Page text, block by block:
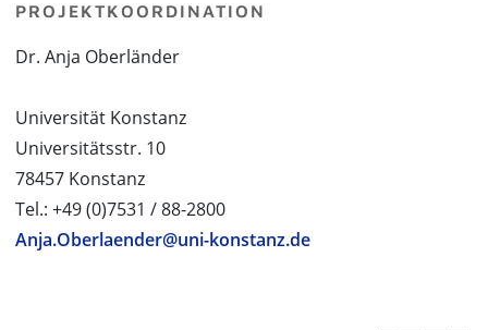
PROJEKTKOORDINATION
Dr. Anja Oberländer
Universität Konstanz
Universitätsstr. 10
78457 Konstanz
Tel.: +49 (0)7531 / 88-2800
Anja.Oberlaender@uni-konstanz.de